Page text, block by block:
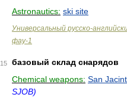
Astronautics: ski site
Универсальный русско-
фау-1
15
базовый склад снарядов
Chemical weapons: San
SJOB)